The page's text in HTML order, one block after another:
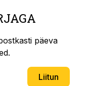
päeva
Liitun